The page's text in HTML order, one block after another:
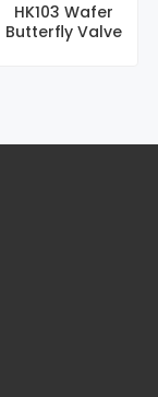
HK103 Wafer
Butterfly Valve